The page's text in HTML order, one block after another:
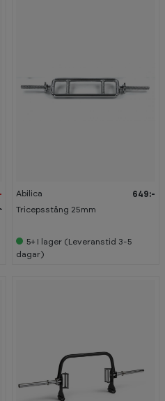
Abilica
Tricepsstång 25mm
649:-
5+ I lager (Leveranstid 3-5
dagar)